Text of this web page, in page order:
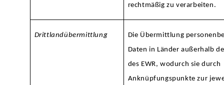
rechtmäßig zu verarbeiten.
Drittlandübermittlung
Die Übermittlung
Daten in Länder außerhalb
des EWR, wodurch sie durch
Anknüpfungspunkte zur